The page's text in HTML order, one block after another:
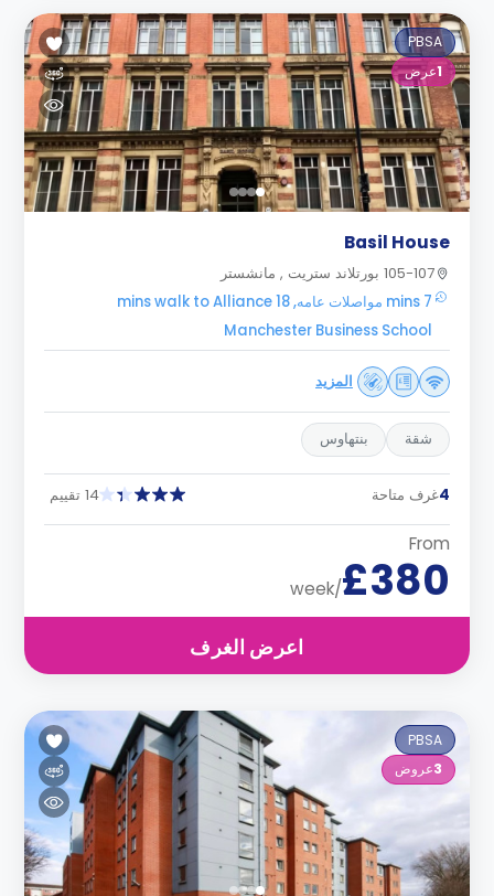
PBSA
1عرض
Basil House
105-107 بورتلاند ستريت , مانشستر
7 mins مواصلات عامه, 18 mins walk to Alliance
Manchester Business School
المزيد
شقة بنتهاوس
4غرف متاحة 14 تقييم
From
£380
/week
اعرض الغرف
PBSA
3عروض